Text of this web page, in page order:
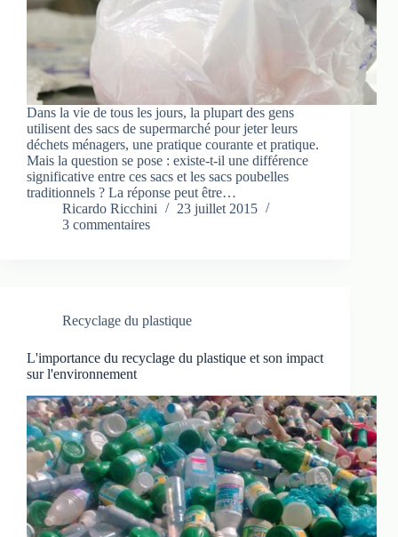
Dans la vie de tous les jours, la plupart des gens
utilisent des sacs de supermarché pour jeter leurs
déchets ménagers, une pratique courante et pratique.
Mais la question se pose : existe-t-il une différence
significative entre ces sacs et les sacs poubelles
traditionnels ? La réponse peut être…
Ricardo Ricchini
23 juillet 2015
3 commentaires
Recyclage du plastique
L'importance du recyclage du plastique et son impact
sur l'environnement